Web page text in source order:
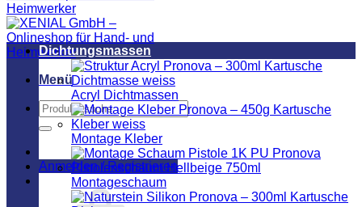
Menü
Suchen
nach:
Anmelden / Registrieren
Dichtungsmassen
Acryl Dichtmassen
Montage Kleber
Montageschaum